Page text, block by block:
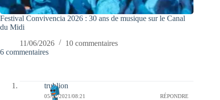
Festival Convivencia 2026 : 30 ans de musique sur le Canal
du Midi
11/06/2026
10 commentaires
6 commentaires
trublion
05/02/2021/08:21 RÉPONDRE